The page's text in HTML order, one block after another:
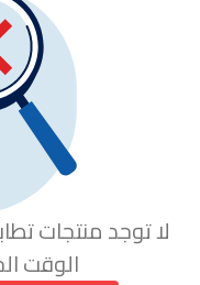
لا توجد منتجات
الوقت